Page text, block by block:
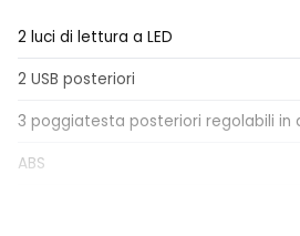
2 luci di lettura a LED
2 USB posteriori
3 poggiatesta posteriori regolabili in
ABS